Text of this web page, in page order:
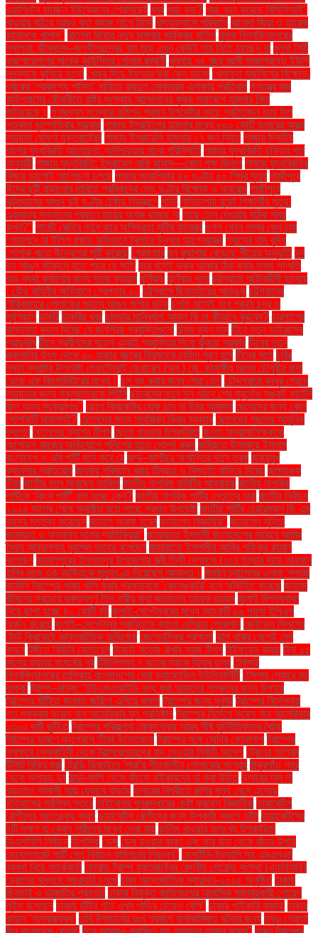
ওয়াশিংটন যাচ্ছেন ইউক্রেনের প্রেসিডেন্ট খবর খরচ কত? খরচ বহন করেছে বিসিসিআই"
খাওয়ার বাইরে আরও কত কাজে লাগে ডিম! খাদ্যাভ্যাসে পরিবর্তন খালেদা জিয়া ও তারেক
রহমানকে খালাস'' খালেদা জিয়ার নতুন মামলার কার্যক্রম বাতিল খুলনা বিশ্ববিদ্যালয়ের
স্থাপনা: জীবনানন্দ–জগদীশচন্দ্রের নাম মুছে এখন কেউই দায় নিতে চাচ্ছেন না খুলনা সিটি
করপোরেশনের সাবেক কাউন্সিলর গোলাম রব্বানী খুলনায় ৭৪ বছর বয়সী সাজাপ্রাপ্ত ইউপি
সদস্যকে কুপিয়ে হত্যা খেজুর দিয়ে ইফতার করা কেন ভালো খেলাফত মজলিসের বিক্ষোভ:
ধর্ষকের ‘প্রকাশ্যে শাস্তি’ দাবিতে বায়তুল মোকাররম এলাকায় প্রতিবাদ গণতন্ত্র মঞ্চ
কুড়িগ্রামের রৌমারীতে রাষ্ট্র সংস্কার আন্দোলনের কৃষক সমাবেশে হামলার নিন্দা
জানিয়েছে। গণমাধ্যম সংস্কার কমিশন প্রধান উপদেষ্টার কাছে প্রতিবেদন জমা দিল
গতকাল বৃহস্পতিবার সন্ধ্যায় গাজায় ইসরাইলের হামলার মধ্যে ৮০০ কোটি ডলারের অস্ত্র
সহায়তা ঘোষণা যুক্তরাষ্ট্রের গাজায় ইসরায়েলি হামলায় ১৭ জন নিহত গাজায় দ্বিতীয়
ধাপের যুদ্ধবিরতি আলোচনা: অনিশ্চয়তার মাঝে পরিস্থিতি গাজায় যুদ্ধবিরতি চুক্তির শর্ত
অনুযায়ী গাজায় যুদ্ধবিরতি: ইসরায়েল নাকি হামাস—কোন পক্ষ জিতল গাজায় যুদ্ধবিরতির
বিষয়ে ভালোই আলোচনা চলছে গাজার জাবালিয়ায় ৪৮ ঘণ্টায় ৫০ শিশুর মৃত্যু গাজীপুরে
ঈদের ছুটি বাড়ানোর দাবিতে শ্রমিকদের দেড় ঘণ্টার বিক্ষোভ ও অবরোধ গাজীপুরে
ঝুটগুদামের আগুন দুই ঘণ্টার চেষ্টায় নিয়ন্ত্রণে গাড়ি গাড়িচাপায় বুয়েট শিক্ষার্থীর মৃত্যু:
একমাত্র সন্তানের প্রয়াণে মায়ের অশ্রু থামছে না গায়ে তেল দেওয়ার সঠিক সময়
কখন?" গার্মেন্ট সেক্টরে নতুন করে অস্থিরতা সৃষ্টির ষড়যন্ত্র গুগল ফোন নম্বর কেন চায়
গোয়ালন্দে মা ইলিশ রক্ষায় অভিযানে ট্রলারে উদ্ধার আগ্নেয়াস্ত্র গ্যাসের দাম বৃদ্ধি
পোশাক খাতে উদ্বেগের সৃষ্টি করেছে গ্রেফতার ঘন কুয়াশায় বেড়েছে শীতের অনুভূতি ঘন
ঘন আঙুল মটকালে হতে পারে যে ক্ষতি ঘরে বসেই ভ্রুর আকার ঠিক করার সহজ পদ্ধতি
ঘাড় ব্যথা কমানোর জন্য সহজ ব্যায়াম ঘূর্ণিঝড় ঘূর্ণিঝড় দানা চট্টগ্রামে আইনজীবী হত্যায়
: যৌথ বাহিনীর অভিযানে গ্রেপ্তার ২০ চট্টগ্রামে ছিনতাইয়ের আতঙ্ক চট্টগ্রামের
টেরিবাজারে পোশাকের গুদামে আগুন লাগার ঘটনা চলতি মাসেই হবে প্রথম চন্দ্র ও
সূর্যগ্রহণ চাকরি চাকরির খবর চামড়ার মানিব্যাগ আসল কি না কীভাবে বুঝবেন? চারপাশের
বাস্তবতা বদলে দিচ্ছে যে জনপ্রিয় প্রযুক্তিগুলো চিন্ময় কৃষ্ণ দাস চীনে নতুন ভাইরাসের
প্রাদুর্ভাব চীনে প্রবীণদের যত্নে এআই প্রযুক্তির দিকে ঝুঁকছে সরকার চীনের নতুন
জ্বালানির উৎস থেকে ৬০ হাজার বছরের বিদ্যুতের চাহিদা পূরণ হবে চীনের মতে চুরির
স্থান স্বরাষ্ট্র উপদেষ্টা লেফটেন্যান্ট জেনারেল (অব.) মো. জাহাঙ্গীর আলম চৌধুরীর বাসা
থেকে এক কিলোমিটারের মধ্যে। চুল বড় করার জন্য সেরা তেল চৌদ্দগ্রামে বন্ধুর প্রেমে
সহায়তার জন্য স্কুলছাত্রকে পিটুনি ছাত্রদের নতুন দল গঠনে শেষ মুহূর্তেও সঙ্কট কাটেনি
ছিল অন্য সংক্রমণও" ছেলে ক্রিকেটার হোক চান না উমর আকমল ছেলেদের জন্য কোন
পোশাকটি মানানসই? ছেলেদের জন্য সানস্ক্রিন ক্রিম ব্যবহার ছেলেদের পছন্দের আধুনিক
ফ্যাশন ছেলেদের ফ্যাশন টিপস ছোলা খাওয়ার উপকারিতা জনতা মাদ্রাসাশিক্ষককে
অশোভন কাজের অভিযোগে পুলিশের হাতে সোপর্দ করল জমিয়তে উলামায়ে ইসলাম
বাংলাদেশ ও এবি পার্টি মনে করে যে জম্মু–কাশ্মীরে অশান্তির নতুন তরঙ্গ জরায়ুমুখ
ক্যানসার প্রতিরোধ জলবায়ু পরিবর্তন খরার তীব্রতা ও বিস্তৃতি বাড়িয়ে দিচ্ছে জলাতঙ্ক
টিকা জাতীয় দলে ফিরছেন তামিম! জাতীয় নাগরিক কমিটির আহ্বায়ক জাতীয় নাগরিক
পার্টিকে ‘কিংস পার্টি’ বলা হচ্ছে কেন? জাতীয় নাগরিক পার্টির নেতৃত্বে যারা জাতীয় নির্বাচন
২০২৫ সালের শেষে অনুষ্ঠিত হতে পারে: প্রধান উপদেষ্টা জাতীয় পার্টির চেয়ারম্যান জি এম
কাদের মন্তব্য করেছেন জানলে অবাক হবেন জানালেন বিজ্ঞানীরা" জানালেন সুনিতা
জামায়াত ও অন্যান্য দলের প্রতিক্রিয়া'' জামায়াতে ইসলামী বাংলাদেশের নায়েবে আমির
সৈয়দ আবদুল্লাহ মুহাম্মদ তাহের বলেছেন জামায়াতে ইসলামীর আমির শফিকুর রহমান
বলেছেন জামালপুরের ইসলামপুর উপজেলায় স্ত্রী তিথী বেগমকে (২৩) হত্যার দায়ে আহসান
হাবিব নামে এক ব্যক্তিকে মৃত্যুদণ্ড দিয়েছেন আদালত। জার্মান চ্যান্সেলর ওলাফ শলৎজ
জার্মানি ট্রাম্পের গাজা খালি করার প্রস্তাবকে 'কেলেঙ্কারি' বলে অভিহিত করেছে জাহাজ
জীবনের সবচেয়ে গুরুত্বপূর্ণ তিন নারীর কথা জানালেন তারেক রহমান জুলাই বিপ্লবগাথা
নিয়ে ছাপা হচ্ছে ৪০ কোটি বই জুলাই-সেপ্টেম্বরের মধ্যে ব্যাংকটি ৬৬ পয়সা ইপিএস
অর্জন করেছে জুলাই–সেপ্টেম্বর প্রান্তিকে ব্যাংক এশিয়ার লোকসান জেইডেন সিলসের
টেস্ট ক্রিকেটে আন্তর্জাতিক অভিষেক জেলেনস্কির প্রশংসা ঝাল খাবার খেলেই মেদ
কমবে টঙ্গীতে বিজিবি মোতায়েন টমেটো সতেজ রাখার সহজ টিপস টাইফয়েড জ্বর: টানা ১৫
মাসের ভয়াবহ সংঘর্ষের পর টিউলিপসহ ৭ জনের ব্যাংক হিসাব তলব টেকসই
বিশ্ববিদ্যালয়ের তালিকায় বাংলাদেশের সেরা ড্যাফোডিল ইউনিভার্সিটি টেসলার শেয়ারে বড়
ধাক্কা ট্রাম্প–মাস্ক: ‘ইউএসএআইডি বন্ধ করা আমাদের শত্রুদের জন্য উপহার
ট্রাম্পের ঘাঁটিতে জনমত জরিপে এগিয়ে কমলা ট্রাম্পের জন্য সুখবর ট্রাম্পের নির্দেশনায়
গত শুক্রবার ভয়েস অব আমেরিকার মূল প্রতিষ্ঠান ট্রাম্পের নির্দেশে ভয়েস অব আমেরিকার
১৩০০ কর্মী ছুটিতে ট্রাম্পের পরিকল্পনা মোকাবেলায় আরব শীর্ষ কূটনীতিকদের বৈঠক
ট্রাম্পের ভাষণে কংগ্রেসে তীব্র উত্তেজনা ট্রাম্পের সঙ্গে মোদির ফোনালাপ ট্রাম্পের
স্বাক্ষরে সেনাবাহিনী থেকে ট্রান্সজেন্ডারদের বাদ দেওয়ার নির্বাহী আদেশ ট্রেনের অগ্রিম
টিকিট বিক্রি শুরু ট্রেন্ডি ডিজাইনে 'সারা'র শীতকালীন পোশাকের সংগ্রহ ঠাকুরগাঁও শহর
থেকে অপহৃত হন ঠান্ডা-কাশি থেকে বাঁচতে বাইকারদের যা করা উচিত ডলারের দাম না
বাড়লেও প্রবাসী আয় যেভাবে বাড়ছে ডলারের বিপরীতে রুপির মূল্য নেমে এসেছে
ইতিহাসের সর্বনিম্ন স্তরে ডাইনোসর পুনরুদ্ধারের চেষ্টা করছেন বিজ্ঞানীরা ডায়াবেটিস
রোগীদের আতঙ্কের কারণ ডায়াবেটিস রোগীদের জন্য উপকারী সজনে ডাঁটা ডায়াবেটিসের
৪টি লক্ষণ যা কেবল নারীদের মধ্যে দেখা যায় ডালিম খাওয়ার অসংখ্য উপকারিতা
ডিএসসিসি নির্বাচন ডিপসিক ডেঙ্গু ডেঙ্গু হওয়ার কারণ এবং তার হাত থেকে বাঁচার উপায়
ডেভেলপমেন্ট পার্টি পেল নির্বাচন কমিশনের নিবন্ধন" ডেসটিনি-ইভ্যালি সহ এমএলএম
ব্যবসা নিয়ে সতর্কবার্তা ডোনাল্ড ট্রাম্প যুক্তরাষ্ট্রের কেন্দ্রীয় গোয়েন্দা সংস্থা (এফবিআই)
ড্রোনের মাধ্যমে নজরদারি চলছে ঢাকা আন্তর্জাতিক ম্যারাথন-২০২৫ অনুষ্ঠিত ঢাকায়
ছিনতাই ও ডাকাতির প্রবণতা ঢাকায় নিযুক্ত জাতিসংঘের আবাসিক সমন্বয়কারী গোয়েন
লুইস বলেছেন ঢাকায় হাঁটার গতি এখন গাড়ির চেয়েও বেশি'' ঢাকার পাইকারি বাজার' ঢাকার
বাতাস ‘অস্বাস্থ্যকর’ ঢাবি উপাচার্যের দুঃখ প্রকাশ অনাকাঙ্ক্ষিত ঘটনার জন্য তবুও শ্রোতা